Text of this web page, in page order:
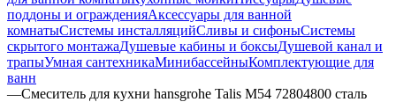
поддоны и огражденияАксессуары для ванной
комнатыСистемы инсталляцийСливы и сифоныСистемы
скрытого монтажаДушевые кабины и боксыДушевой канал и
трапыУмная сантехникаМинибассейныКомплектующие для
ванн
—Смеситель для кухни hansgrohe Talis M54 72804800 сталь